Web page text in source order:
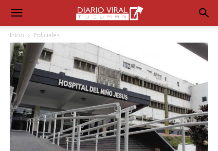
Inicio Policiales